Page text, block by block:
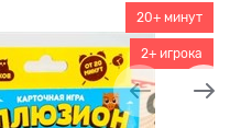
20+ минут
2+ игрока